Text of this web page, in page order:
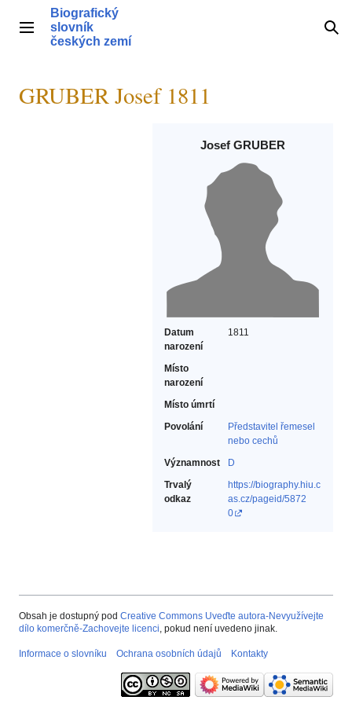
obsahHlavní menu
Biografický
slovník
českých zemí
GRUBER Josef 1811
Josef GRUBER
Datum
narození
1811
Místo
narození
Místo úmrtí
Povolání
Představitel řemesel
nebo cechů‎
Významnost
D
Trvalý
odkaz
https://biography.hiu.c
as.cz/pageid/5872
0
Obsah je dostupný pod Creative Commons Uveďte autora-Nevyužívejte
dílo komerčně-Zachovejte licenci, pokud není uvedeno jinak.
Informace o slovníku Ochrana osobních údajů Kontakty